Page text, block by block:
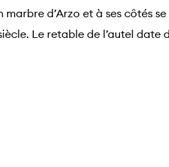
marbre d’Arzo et à ses côtés
Le retable de l’autel date